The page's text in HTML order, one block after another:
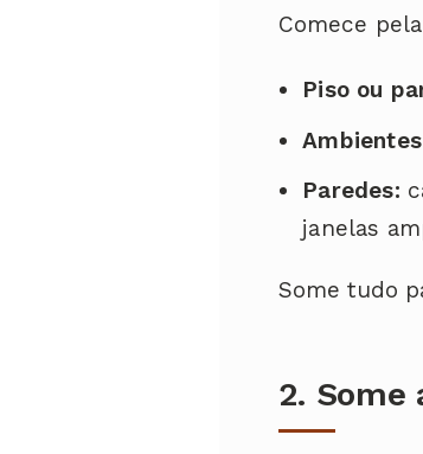
Comece
Piso ou
Paredes:
janelas
Some tudo
2. Some